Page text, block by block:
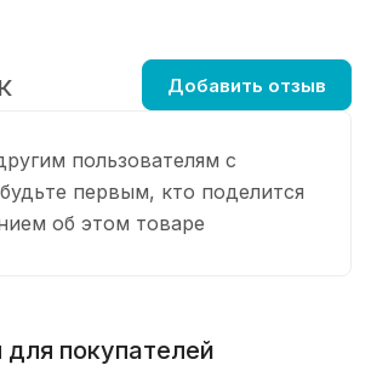
пользователям с
первым, кто поделится
об этом товаре
Добавить отзыв
покупателей